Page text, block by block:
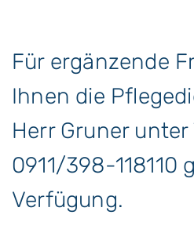
Für ergänzende
Ihnen die
Herr Gruner unter
0911/398-118110
Verfügung.